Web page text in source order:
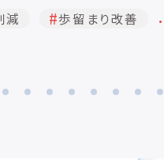
品工場で40名のパート社員
公平に配置する課題を解決
株式会社タアフ様では、小ロ
減
歩留まり改善